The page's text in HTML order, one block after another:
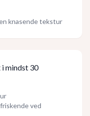
knasende tekstur
i mindst 30
ved